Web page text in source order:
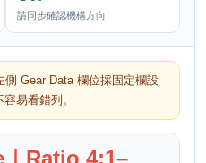
請同步確認機構方向
側 Gear Data 欄位採固定欄設
易看錯列。
Ratio 4:1–